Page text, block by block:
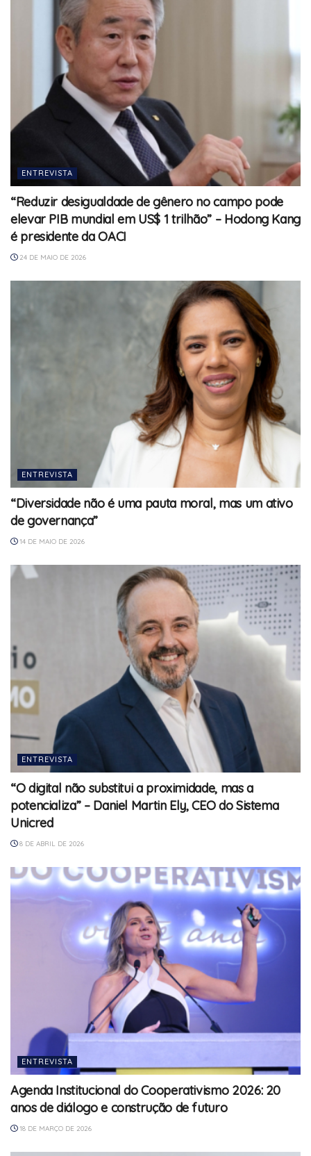
ENTREVISTA
“Reduzir desigualdade de gênero no campo pode
elevar PIB mundial em US$ 1 trilhão” – Hodong Kang
é presidente da OACI
24 DE MAIO DE 2026
ENTREVISTA
“Diversidade não é uma pauta moral, mas um ativo
de governança”
14 DE MAIO DE 2026
ENTREVISTA
“O digital não substitui a proximidade, mas a
potencializa” – Daniel Martin Ely, CEO do Sistema
Unicred
8 DE ABRIL DE 2026
ENTREVISTA
Agenda Institucional do Cooperativismo 2026: 20
anos de diálogo e construção de futuro
18 DE MARÇO DE 2026